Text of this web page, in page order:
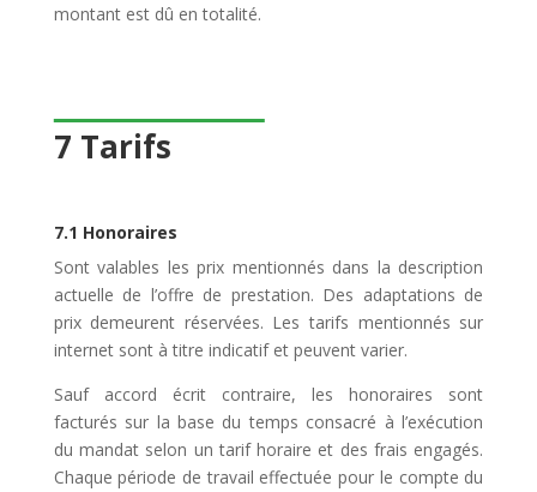
montant est dû en totalité.
7 Tarifs
7.1 Honoraires
Sont valables les prix mentionnés dans la description
actuelle de l’offre de prestation. Des adaptations de
prix demeurent réservées. Les tarifs mentionnés sur
internet sont à titre indicatif et peuvent varier.
Sauf accord écrit contraire, les honoraires sont
facturés sur la base du temps consacré à l’exécution
du mandat selon un tarif horaire et des frais engagés.
Chaque période de travail effectuée pour le compte du